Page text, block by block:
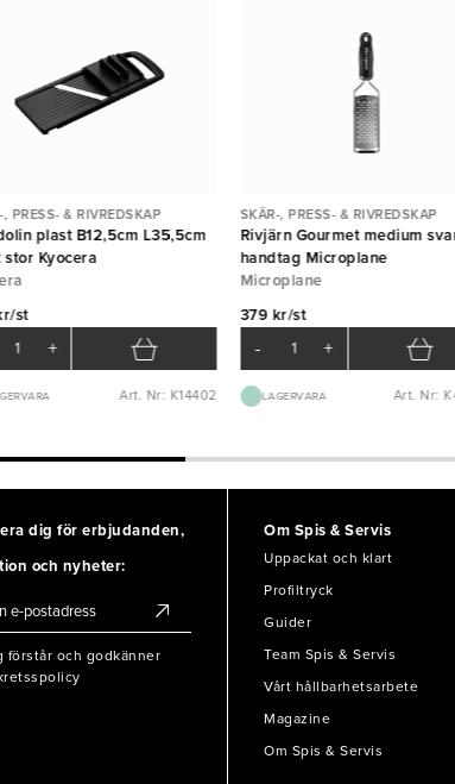
, PRESS- & RIVREDSKAP
plast B12,5cm L35,5cm
stor Kyocera
st
+
Art. Nr: K14402
SKÄR-, PRESS- & RIVREDSKAP
Rivjärn Gourmet medium
handtag Microplane
Microplane
379 kr/st
- +
LAGERVARA Art. Nr:
dig för erbjudanden,
och nyheter:
förstår och godkänner
Om Spis & Servis
Uppackat och klart
Profiltryck
Guider
Team Spis & Servis
Vårt hållbarhetsarbete
Magazine
Om Spis & Servis